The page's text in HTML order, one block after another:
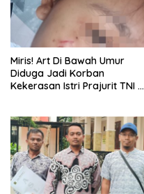
Miris! Art Di Bawah Umur
Diduga Jadi Korban
Kekerasan Istri Prajurit TNI di